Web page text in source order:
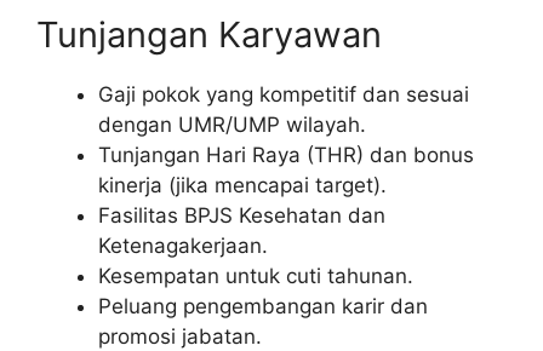
Tunjangan Karyawan
Gaji pokok yang kompetitif dan sesuai
dengan UMR/UMP wilayah.
Tunjangan Hari Raya (THR) dan bonus
kinerja (jika mencapai target).
Fasilitas BPJS Kesehatan dan
Ketenagakerjaan.
Kesempatan untuk cuti tahunan.
Peluang pengembangan karir dan
promosi jabatan.